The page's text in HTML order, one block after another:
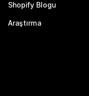
Shopify Blogu
Araştırma